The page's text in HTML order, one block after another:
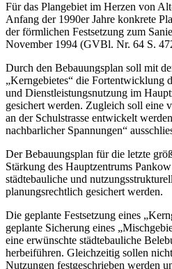
Für das Plangebiet im Herzen von
Anfang der 1990er Jahre konkrete
der förmlichen Festsetzung zum
November 1994 (GVBl. Nr. 64 S.
Durch den Bebauungsplan soll mit
„Kerngebietes“ die Fortentwicklung
und Dienstleistungsnutzung im
gesichert werden. Zugleich soll eine
an der Schulstrasse entwickelt
nachbarlicher Spannungen“
Der Bebauungsplan für die letzte
Stärkung des Hauptzentrums
städtebauliche und
planungsrechtlich gesichert werden.
Die geplante Festsetzung eines
geplante Sicherung eines
eine erwünschte städtebauliche
herbeiführen. Gleichzeitig sollen
Nutzungen festgeschrieben werden